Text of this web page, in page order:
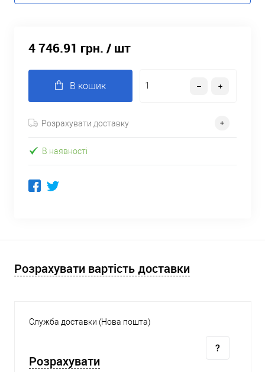
4 746.91 грн. / шт
В кошик
Розрахувати доставку
В наявності
Розрахувати вартість доставки
Служба доставки (Нова пошта)
Розрахувати